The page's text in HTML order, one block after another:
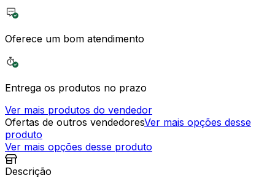
Oferece um bom atendimento
Entrega os produtos no prazo
Ver mais produtos do vendedor
Ofertas de outros vendedoresVer mais opções desse
produto
Ver mais opções desse produto
Descrição